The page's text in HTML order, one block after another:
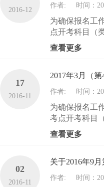
2016-12
作者: 时间：
为确保报名工
点开考科目（
查看更多
17
2016-11
2017年3月（
作者: 时间：
为确保报名工
考点开考科目
查看更多
02
2016-11
关于2016年9
作者: 时间：